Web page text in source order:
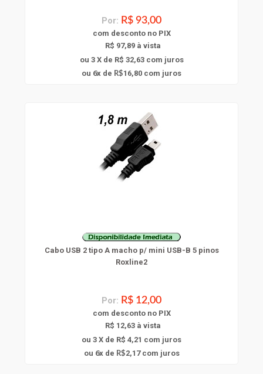
Por: R$ 93,00
com desconto no PIX
R$ 97,89 à vista
ou 3 X de R$ 32,63com juros
ou 6x de R$16,80 com juros
Cabo USB 2 tipo A macho p/ mini USB-B 5 pinos
Roxline2
Por: R$ 12,00
com desconto no PIX
R$ 12,63 à vista
ou 3 X de R$ 4,21 com juros
ou 6x de R$2,17com juros